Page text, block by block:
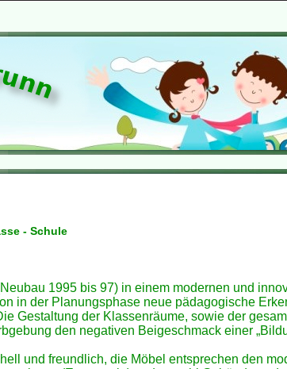
- Schule
1995 bis 97) in einem modernen und
in der Planungsphase neue pädagogische
Gestaltung der Klassenräume, sowie der
den negativen Beigeschmack einer
und freundlich, die Möbel entsprechen den